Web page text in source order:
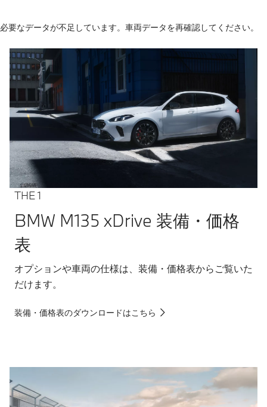
必要なデータが不足しています。車両データを再確認してください。
THE 1
BMW M135 xDrive 装備・価格
表
オプションや車両の仕様は、装備・価格表からご覧いた
だけます。
装備・価格表のダウンロードはこちら